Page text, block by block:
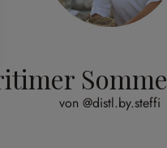
von @distl.by.steffi